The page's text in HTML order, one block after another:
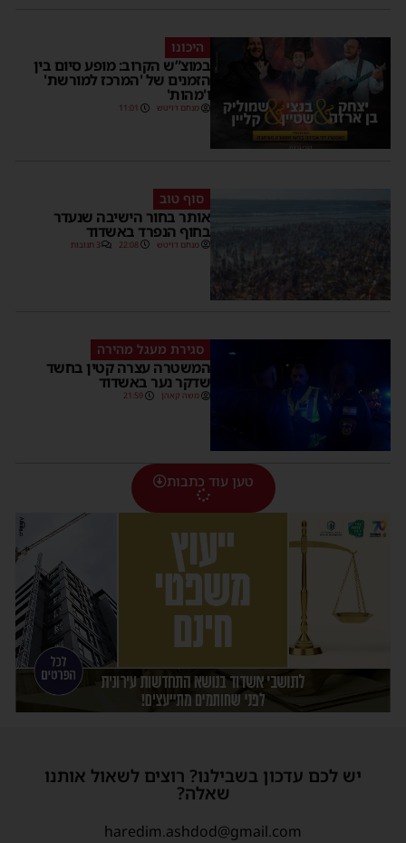
היכונו
במוצ”ש הקרוב: מופע סיום בין
הזמנים של 'המרכז למורשת'
ו'מהות'
מנחם דויטש 11:01
סוף טוב
אותר בחור הישיבה שנעדר
בחוף הנפרד באשדוד
מנחם דויטש 22:08 3 תגובות
סגירת מעגל מהירה
המשטרה עצרה קטין בחשד
שדקר נער באשדוד
משה קאהן 21:59
טען עוד כתבות
יש לכם עדכון בשבילנו? רוצים לשאול אותנו
שאלה?
haredim.ashdod@gmail.com